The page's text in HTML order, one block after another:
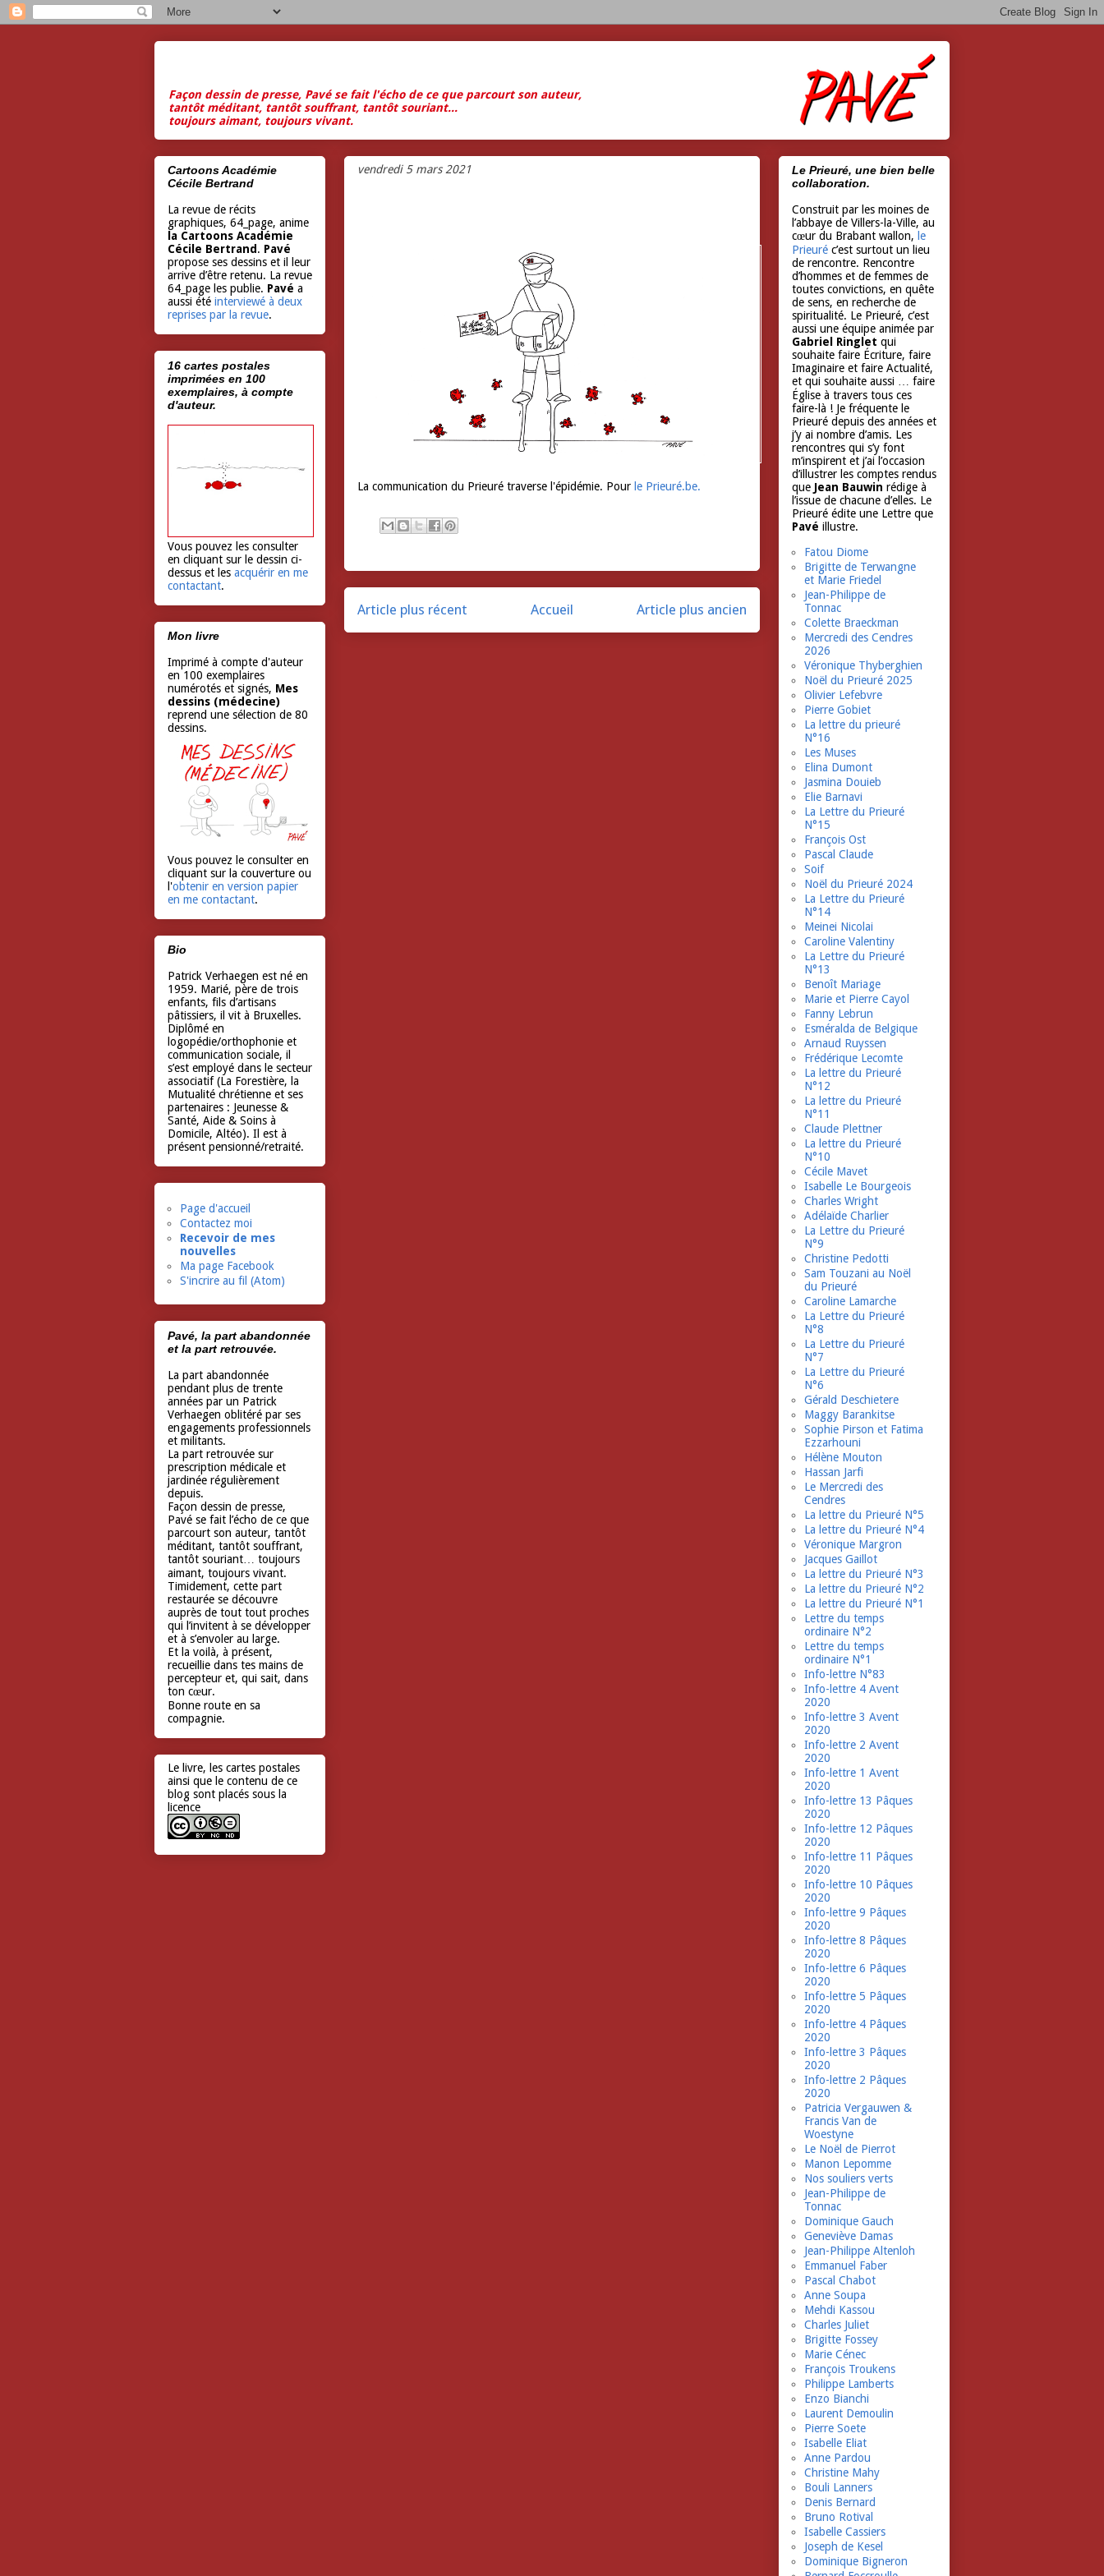
Façon dessin de presse, Pavé se fait l'écho de ce que parcourt son auteur,
tantôt méditant, tantôt souffrant, tantôt souriant...
toujours aimant, toujours vivant.
vendredi 5 mars 2021
La communication du Prieuré traverse l'épidémie. Pour le Prieuré.be.
Article plus récent Article plus ancien
Accueil
Cartoons Académie
Cécile Bertrand
La revue de récits
graphiques, 64_page, anime
la Cartoons Académie
Cécile Bertrand. Pavé
propose ses dessins et il leur
arrive d’être retenu. La revue
64_page les publie. Pavé a
aussi été interviewé à deux
reprises par la revue.
16 cartes postales
imprimées en 100
exemplaires, à compte
d'auteur.
Vous pouvez les consulter
en cliquant sur le dessin ci-
dessus et les acquérir en me
contactant.
Mon livre
Imprimé à compte d'auteur
en 100 exemplaires
numérotés et signés, Mes
dessins (médecine)
reprend une sélection de 80
dessins.
Vous pouvez le consulter en
cliquant sur la couverture ou
l'obtenir en version papier
en me contactant.
Bio
Patrick Verhaegen est né en
1959. Marié, père de trois
enfants, fils d’artisans
pâtissiers, il vit à Bruxelles.
Diplômé en
logopédie/orthophonie et
communication sociale, il
s’est employé dans le secteur
associatif (La Forestière, la
Mutualité chrétienne et ses
partenaires : Jeunesse &
Santé, Aide & Soins à
Domicile, Altéo). Il est à
présent pensionné/retraité.
Page d'accueil
Contactez moi
Recevoir de mes
nouvelles
Ma page Facebook
S'incrire au fil (Atom)
Pavé, la part abandonnée
et la part retrouvée.
La part abandonnée
pendant plus de trente
années par un Patrick
Verhaegen oblitéré par ses
engagements professionnels
et militants.
La part retrouvée sur
prescription médicale et
jardinée régulièrement
depuis.
Façon dessin de presse,
Pavé se fait l’écho de ce que
parcourt son auteur, tantôt
méditant, tantôt souffrant,
tantôt souriant… toujours
aimant, toujours vivant.
Timidement, cette part
restaurée se découvre
auprès de tout tout proches
qui l’invitent à se développer
et à s’envoler au large.
Et la voilà, à présent,
recueillie dans tes mains de
percepteur et, qui sait, dans
ton cœur.
Bonne route en sa
compagnie.
Le livre, les cartes postales
ainsi que le contenu de ce
blog sont placés sous la
licence
Le Prieuré, une bien belle
collaboration.
Construit par les moines de
l’abbaye de Villers-la-Ville, au
cœur du Brabant wallon, le
Prieuré c’est surtout un lieu
de rencontre. Rencontre
d’hommes et de femmes de
toutes convictions, en quête
de sens, en recherche de
spiritualité. Le Prieuré, c’est
aussi une équipe animée par
Gabriel Ringlet qui
souhaite faire Écriture, faire
Imaginaire et faire Actualité,
et qui souhaite aussi … faire
Église à travers tous ces
faire-là ! Je fréquente le
Prieuré depuis des années et
j’y ai nombre d’amis. Les
rencontres qui s’y font
m’inspirent et j’ai l’occasion
d’illustrer les comptes rendus
que Jean Bauwin rédige à
l’issue de chacune d’elles. Le
Prieuré édite une Lettre que
Pavé illustre.
Fatou Diome
Brigitte de Terwangne
et Marie Friedel
Jean-Philippe de
Tonnac
Colette Braeckman
Mercredi des Cendres
2026
Véronique Thyberghien
Noël du Prieuré 2025
Olivier Lefebvre
Pierre Gobiet
La lettre du prieuré
N°16
Les Muses
Elina Dumont
Jasmina Douieb
Elie Barnavi
La Lettre du Prieuré
N°15
François Ost
Pascal Claude
Soif
Noël du Prieuré 2024
La Lettre du Prieuré
N°14
Meinei Nicolai
Caroline Valentiny
La Lettre du Prieuré
N°13
Benoît Mariage
Marie et Pierre Cayol
Fanny Lebrun
Esméralda de Belgique
Arnaud Ruyssen
Frédérique Lecomte
La lettre du Prieuré
N°12
La lettre du Prieuré
N°11
Claude Plettner
La lettre du Prieuré
N°10
Cécile Mavet
Isabelle Le Bourgeois
Charles Wright
Adélaïde Charlier
La Lettre du Prieuré
N°9
Christine Pedotti
Sam Touzani au Noël
du Prieuré
Caroline Lamarche
La Lettre du Prieuré
N°8
La Lettre du Prieuré
N°7
La Lettre du Prieuré
N°6
Gérald Deschietere
Maggy Barankitse
Sophie Pirson et Fatima
Ezzarhouni
Hélène Mouton
Hassan Jarfi
Le Mercredi des
Cendres
La lettre du Prieuré N°5
La lettre du Prieuré N°4
Véronique Margron
Jacques Gaillot
La lettre du Prieuré N°3
La lettre du Prieuré N°2
La lettre du Prieuré N°1
Lettre du temps
ordinaire N°2
Lettre du temps
ordinaire N°1
Info-lettre N°83
Info-lettre 4 Avent
2020
Info-lettre 3 Avent
2020
Info-lettre 2 Avent
2020
Info-lettre 1 Avent
2020
Info-lettre 13 Pâques
2020
Info-lettre 12 Pâques
2020
Info-lettre 11 Pâques
2020
Info-lettre 10 Pâques
2020
Info-lettre 9 Pâques
2020
Info-lettre 8 Pâques
2020
Info-lettre 6 Pâques
2020
Info-lettre 5 Pâques
2020
Info-lettre 4 Pâques
2020
Info-lettre 3 Pâques
2020
Info-lettre 2 Pâques
2020
Patricia Vergauwen &
Francis Van de
Woestyne
Le Noël de Pierrot
Manon Lepomme
Nos souliers verts
Jean-Philippe de
Tonnac
Dominique Gauch
Geneviève Damas
Jean-Philippe Altenloh
Emmanuel Faber
Pascal Chabot
Anne Soupa
Mehdi Kassou
Charles Juliet
Brigitte Fossey
Marie Cénec
François Troukens
Philippe Lamberts
Enzo Bianchi
Laurent Demoulin
Pierre Soete
Isabelle Eliat
Anne Pardou
Christine Mahy
Bouli Lanners
Denis Bernard
Bruno Rotival
Isabelle Cassiers
Joseph de Kesel
Dominique Bigneron